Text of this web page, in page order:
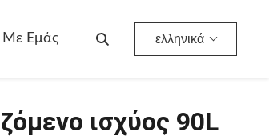
Με Εμάς ελληνικά
ισχύος 90L